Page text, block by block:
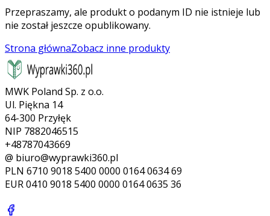
Przepraszamy, ale produkt o podanym ID nie istnieje lub
nie został jeszcze opublikowany.
Strona głównaZobacz inne produkty
MWK Poland Sp. z o.o.
Ul. Piękna 14
64-300 Przyłęk
NIP 7882046515
+48787043669
@ biuro@wyprawki360.pl
PLN 6710 9018 5400 0000 0164 0634 69
EUR0410 9018 5400 0000 0164 0635 36